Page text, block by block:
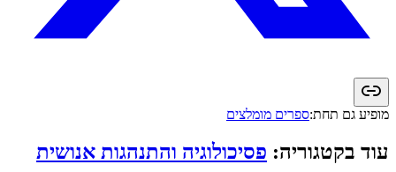
מופיע גם תחת:ספרים מומלצים
עוד בקטגוריה: פסיכולוגיה והתנהגות אנושית